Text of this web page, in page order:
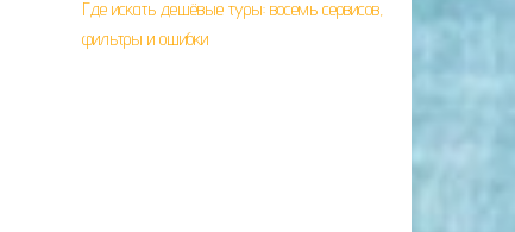
Где искать дешёвые туры: восемь сервисов,
фильтры и ошибки